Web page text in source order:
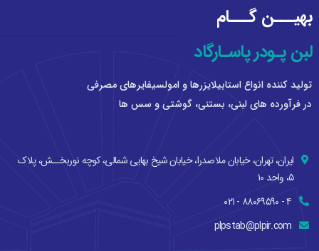
بهيـــن گـــام
لبن پـودر پاسـارگاد
توليد كننده انواع استابيلايزرها و امولسيفايرهای مصرفی
در فرآورده های لبنی، بستنی، گوشتی و سس ها
ایران، تهران، خيابان ملاصدرا، خيابان شيخ بهايی شمالی، کوچه نوربخــش، پلاك
۵، واحد ۱۰
۴ - ۸۸۰۶۹۵۹۰ - ۰۲۱
plpstab@plpir.com